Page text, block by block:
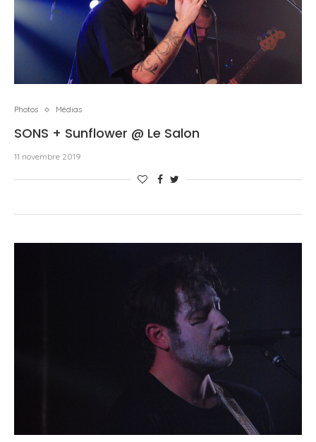
Photos Médias
SONS + Sunflower @ Le Salon
11 novembre 2019